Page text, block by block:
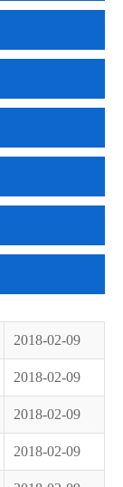
2018-02-09
2018-02-09
2018-02-09
2018-02-09